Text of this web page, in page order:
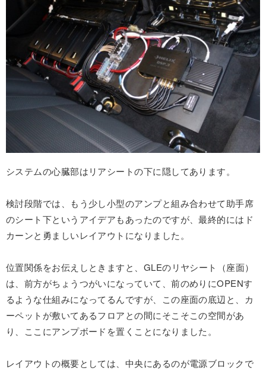
システムの心臓部はリアシートの下に隠してあります。
検討段階では、もう少し小型のアンプと組み合わせて助手席
のシート下というアイデアもあったのですが、最終的にはド
カーンと勇ましいレイアウトになりました。
位置関係をお伝えしときますと、GLEのリヤシート（座面）
は、前方がちょうつがいになっていて、前のめりにOPENす
るような仕組みになってるんですが、この座面の底辺と、カ
ーペットが敷いてあるフロアとの間にそこそこの空間があ
り、ここにアンプボードを置くことになりました。
レイアウトの概要としては、中央にあるのが電源ブロックで